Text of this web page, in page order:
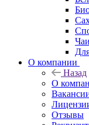
О компании
Назад
О
Отзывы